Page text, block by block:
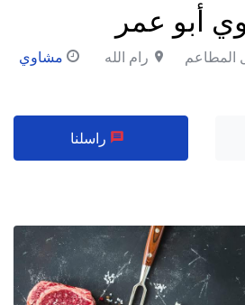
أبو عمر
المطاعم رام الله
مشاوي
راسلنا